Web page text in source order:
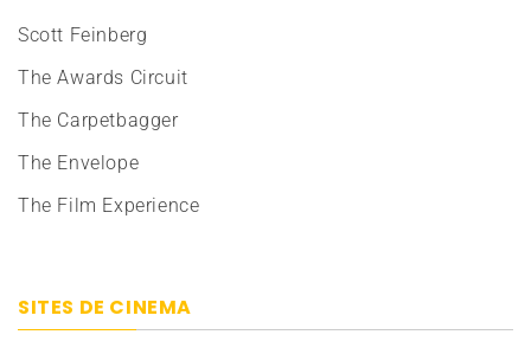
Scott Feinberg
The Awards Circuit
The Carpetbagger
The Envelope
The Film Experience
SITES DE CINEMA